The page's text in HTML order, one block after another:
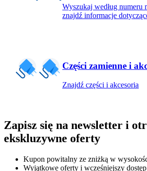
Wyszukaj według numeru
znajdź informacje
Części zamienne i
Znajdź części i akcesoria
Zapisz się na newsletter i
ekskluzywne oferty
Kupon powitalny ze zniżką w
Wyjątkowe oferty i wcześniejszy